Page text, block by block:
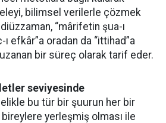
bilimsel verilerle çözmek
“mârifetin şua-ı
efkâr”a oradan da “ittihad”a
bir süreç olarak tarif eder.
seviyesinde
bu tür bir şuurun her bir
yerleşmiş olması ile